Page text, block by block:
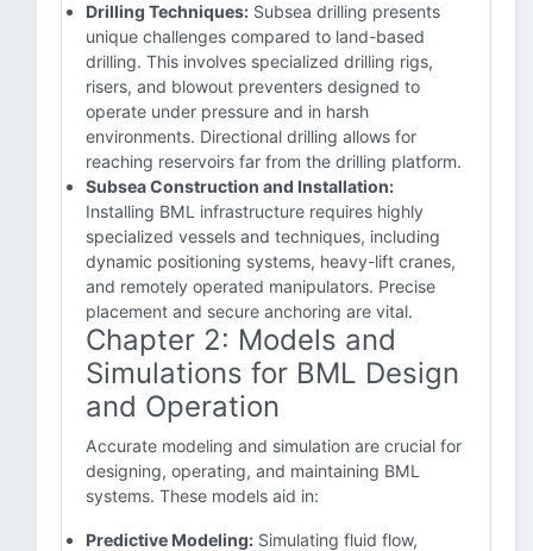
Drilling Techniques: Subsea drilling presents
unique challenges compared to land-based
drilling. This involves specialized drilling rigs,
risers, and blowout preventers designed to
operate under pressure and in harsh
environments. Directional drilling allows for
reaching reservoirs far from the drilling platform.
Subsea Construction and Installation:
Installing BML infrastructure requires highly
specialized vessels and techniques, including
dynamic positioning systems, heavy-lift cranes,
and remotely operated manipulators. Precise
placement and secure anchoring are vital.
Chapter 2: Models and
Simulations for BML Design
and Operation
Accurate modeling and simulation are crucial for
designing, operating, and maintaining BML
systems. These models aid in:
Predictive Modeling: Simulating fluid flow,